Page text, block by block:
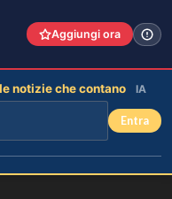
Aggiungi ora
notizie che contano IA
Entra